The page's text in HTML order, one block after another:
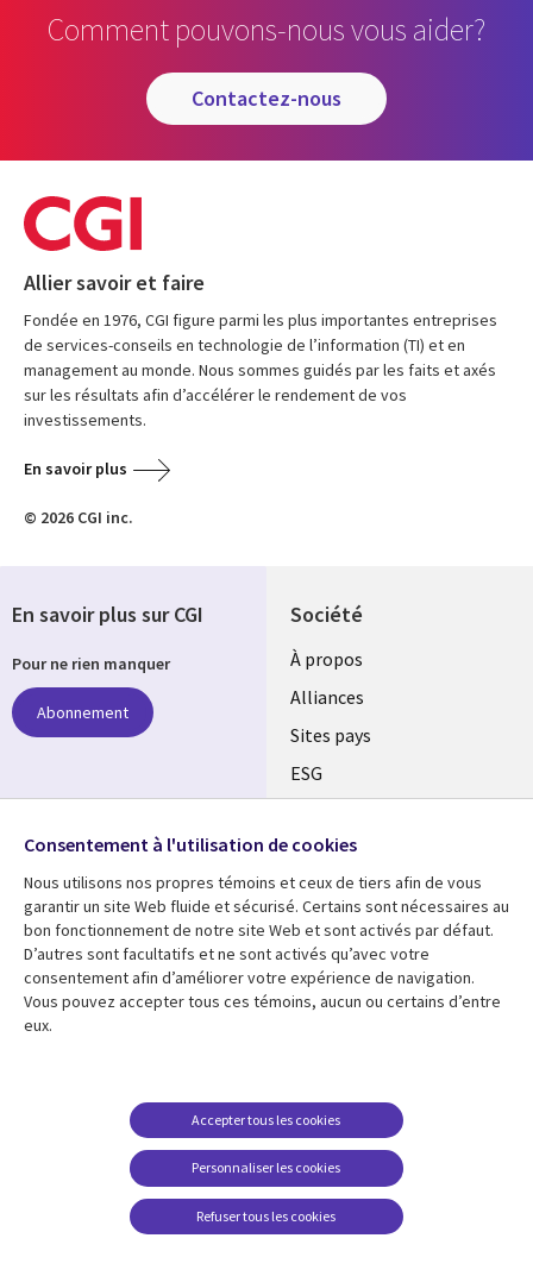
Comment pouvons-nous vous aider?
contactez-nous
Allier savoir et faire
Fondée en 1976, CGI figure parmi les plus importantes entreprises
de services-conseils en technologie de l’information (TI) et en
management au monde. Nous sommes guidés par les faits et axés
sur les résultats afin d’accélérer le rendement de vos
investissements.
En savoir plus
© 2026 CGI inc.
Société
À propos
Alliances
Sites pays
ESG
Fusions
Salle de presse
Ressources
Articles
Études de cas
Baladodiffusions
Support
Restrictions et
conditions juridiques
Carrières FAQ
Centre de gestion des
En savoir plus sur CGI
Pour ne rien manquer
Abonnement
Suivez-nous
Social
Media
Global
FR
Consentement à l'utilisation de cookies
Nous utilisons nos propres témoins et ceux de tiers afin de vous
garantir un site Web fluide et sécurisé. Certains sont nécessaires au
bon fonctionnement de notre site Web et sont activés par défaut.
D’autres sont facultatifs et ne sont activés qu’avec votre
consentement afin d’améliorer votre expérience de navigation.
Vous pouvez accepter tous ces témoins, aucun ou certains d’entre
eux.
Personnaliser les cookies
Accepter tous les cookies
Refuser tous les cookies